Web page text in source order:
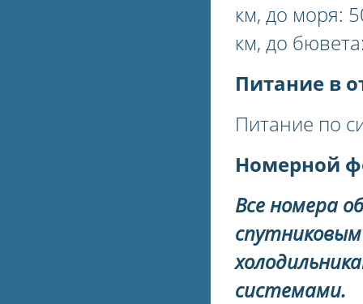
км, до моря:
км, до
Питание в
Питание по
Номерной
Все номера
системами.